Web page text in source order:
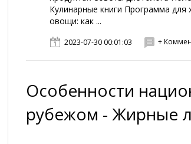
Кулинарные книги Программа
овощи: как ...
2023-07-30 00:01:03 +
Особенности
рубежом - Жирные